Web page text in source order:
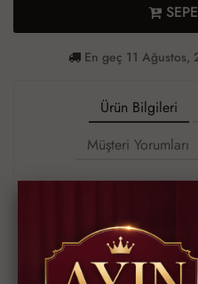
En geç 11 Ağustos,
Ürün Bilgileri
Müşteri Yorumları
56 BEDENE
Düğmeli
İster